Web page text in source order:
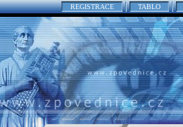
REGISTRACE TABLO